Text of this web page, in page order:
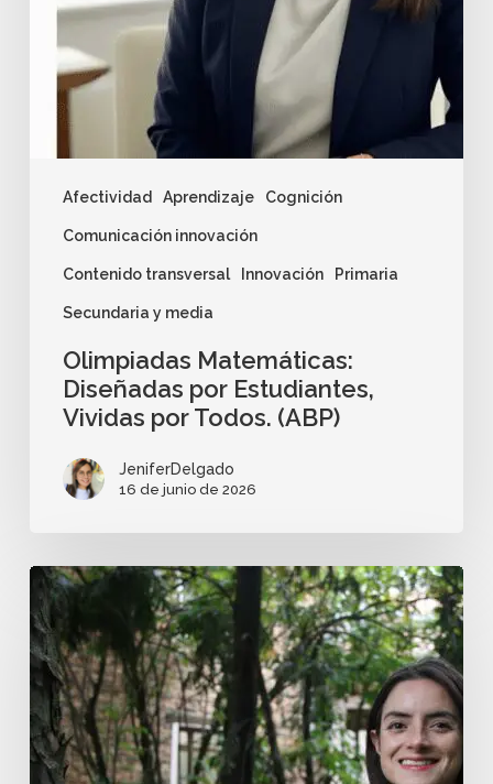
Afectividad Aprendizaje Cognición
Comunicación innovación
Contenido transversal Innovación Primaria
Secundaria y media
Olimpiadas Matemáticas:
Diseñadas por Estudiantes,
Vividas por Todos. (ABP)
JeniferDelgado
16 de junio de 2026